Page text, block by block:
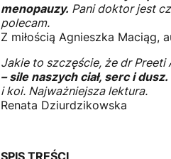
menopauzy. Pani doktor jest
polecam.
Z miłością Agnieszka Maciąg,
Jakie to szczęście, że dr
– sile naszych ciał, serc i dusz.
i koi. Najważniejsza lektura.
Renata Dziurdzikowska